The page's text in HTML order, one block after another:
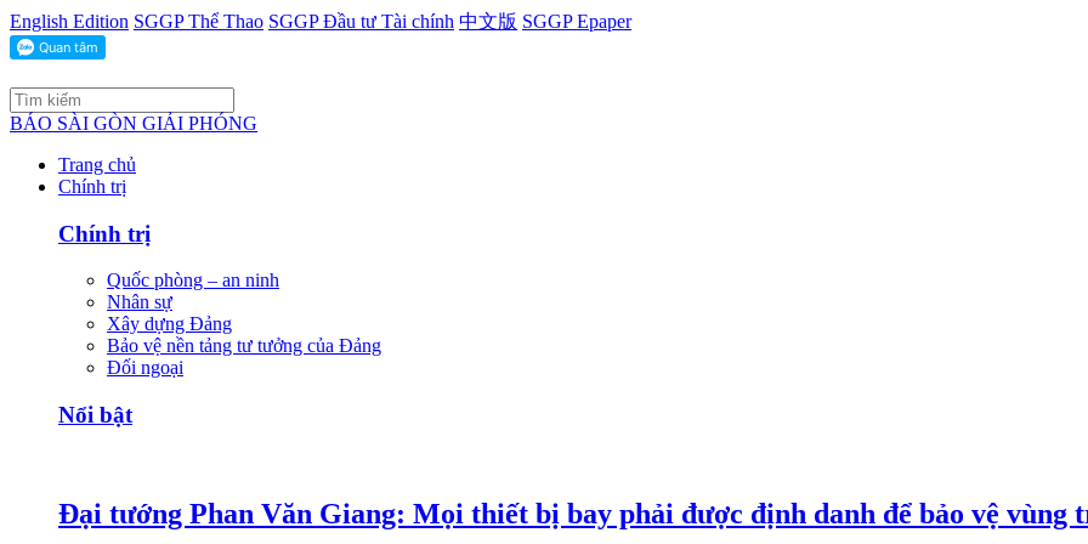
English Edition SGGP Thể Thao SGGP Đầu tư Tài chính 中文版 SGGP Epaper
BÁO SÀI GÒN GIẢI PHÓNG
Trang chủ
Chính trị
Chính trị
Quốc phòng – an ninh
Nhân sự
Xây dựng Đảng
Bảo vệ nền tảng tư tưởng của Đảng
Đối ngoại
Nổi bật
Đại tướng Phan Văn Giang: Mọi thiết bị bay phải được định danh để bảo vệ vùng